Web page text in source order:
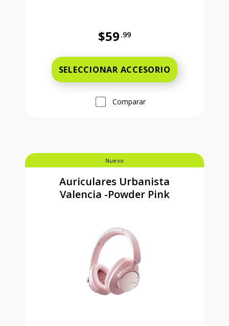
$59 .99
SELECCIONAR ACCESORIO
Comparar
Nuevo
Auriculares Urbanista
Valencia -Powder Pink